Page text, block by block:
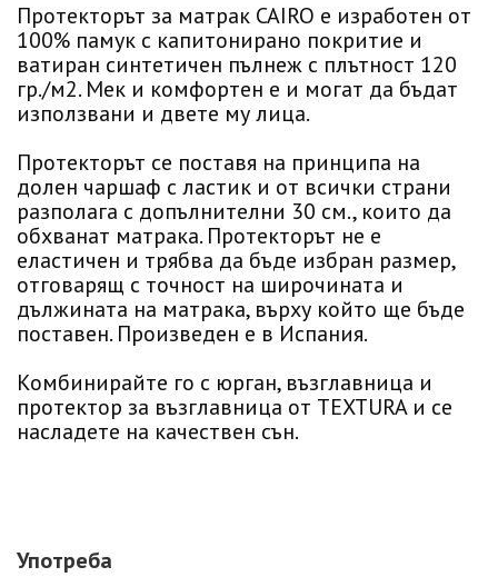
Протекторът за матрак CAIRO е изработен от
100% памук с капитонирано покритие и
ватиран синтетичен пълнеж с плътност 120
гр./м2. Мек и комфортен е и могат да бъдат
използвани и двете му лица.
Протекторът се поставя на принципа на
долен чаршаф с ластик и от всички страни
разполага с допълнителни 30 см., които да
обхванат матрака. Протекторът не е
еластичен и трябва да бъде избран размер,
отговарящ с точност на широчината и
дължината на матрака, върху който ще бъде
поставен. Произведен е в Испания.
Комбинирайте го с юрган, възглавница и
протектор за възглавница от TEXTURA и се
насладете на качествен сън.
Употреба